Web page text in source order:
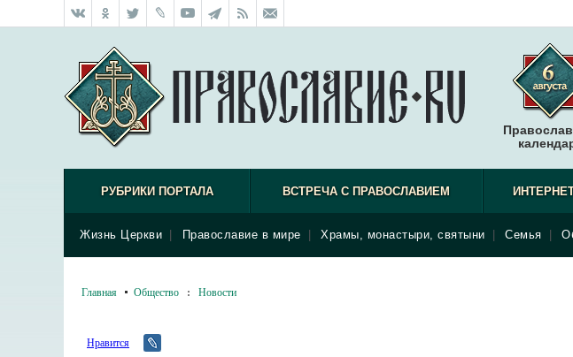
РУБРИКИ ПОРТАЛА ВСТРЕЧА С ПРАВОСЛАВИЕМ
Жизнь Церкви Православие в мире Храмы, монастыри, святыни Семья
Главная Общество : Новости
Нравится